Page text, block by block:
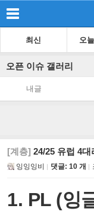
최신 오
오픈 이슈 갤러리
내글
[계층] 24/25 유럽 4
잉잉잉비 댓글: 10 개
1. PL (잉